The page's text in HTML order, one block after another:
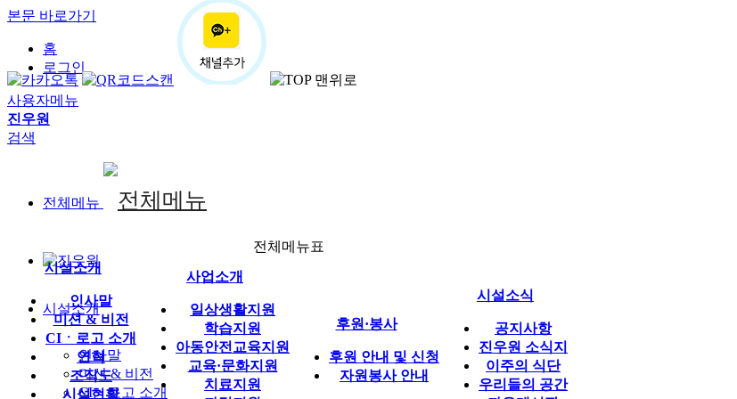
본문 바로가기
홈
로그인
사용자메뉴
진우원
검색
전체메뉴
시설소개
인사말
미션 & 비전
CIㆍ로고 소개
전체메뉴표
시설소개
인사말
미션 & 비전
CIㆍ로고 소개
연혁
조직도
시설현황
사업소개
일상생활지원
학습지원
아동안전교육지원
교육·문화지원
치료지원
후원·봉사
후원 안내 및 신청
자원봉사 안내
시설소식
공지사항
진우원 소식지
이주의 식단
우리들의 공간